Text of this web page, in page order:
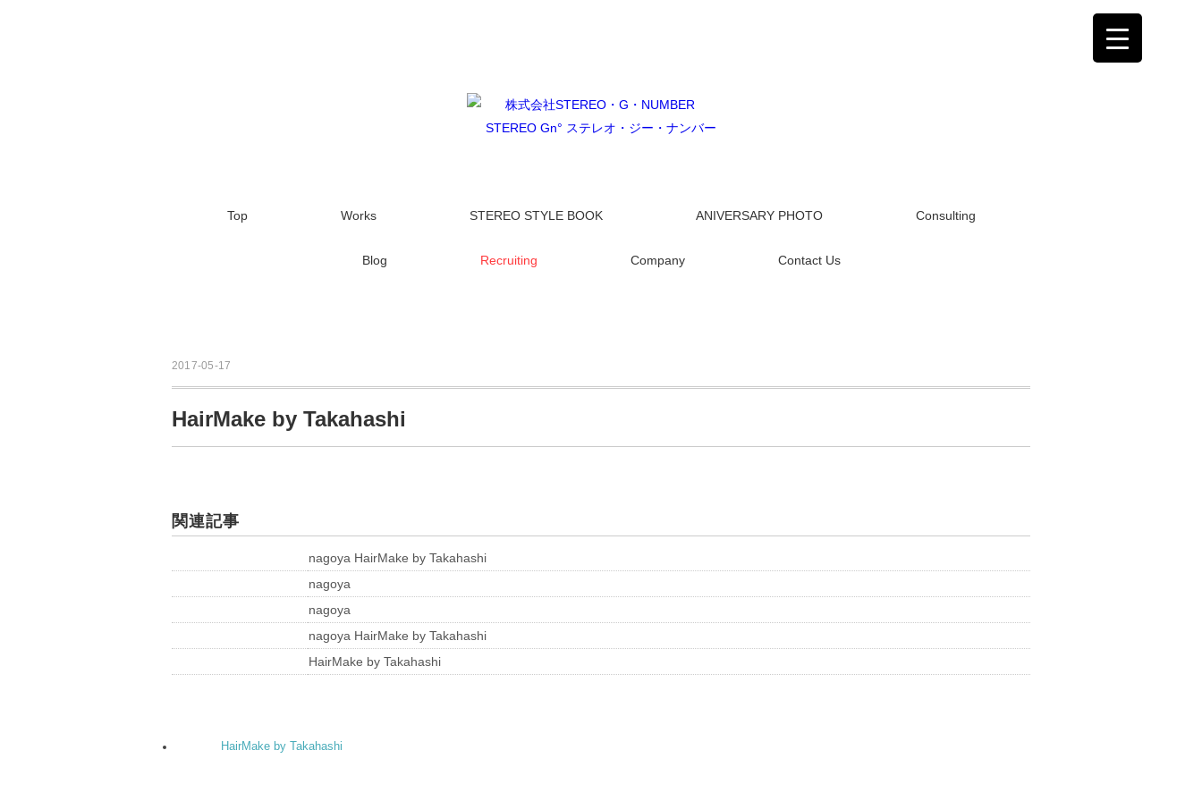
Top Works STEREO STYLE BOOK ANIVERSARY PHOTO Consulting
Blog Recruiting Company Contact Us
2017-05-17
HairMake by Takahashi
関連記事
nagoya HairMake by Takahashi
nagoya
nagoya
nagoya HairMake by Takahashi
HairMake by Takahashi
HairMake by Takahashi